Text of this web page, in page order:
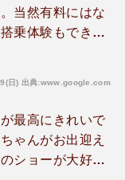
当然有料にはな
乗体験もできま
ぞれかと・・・
日) 出典:www.google.com
最高にきれいで
ゃんがお出迎え
ショーが大好き